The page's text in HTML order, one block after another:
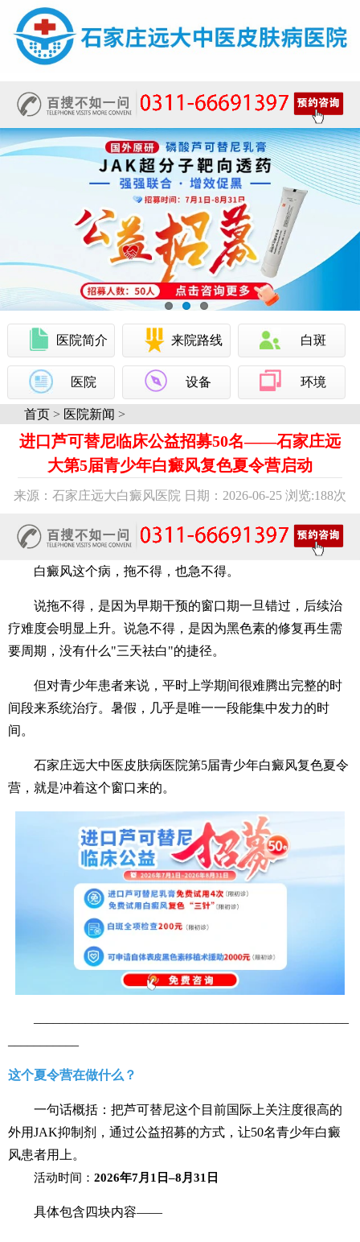
医院简介 来院路线 白斑
医院 设备 环境
首页 > 医院新闻 >
进口芦可替尼临床公益招募50名——石家庄远
大第5届青少年白癜风复色夏令营启动
来源：石家庄远大白癜风医院 日期：2026-06-25 浏览:188次
白癜风这个病，拖不得，也急不得。
说拖不得，是因为早期干预的窗口期一旦错过，后续治
疗难度会明显上升。说急不得，是因为黑色素的修复再生需
要周期，没有什么"三天祛白"的捷径。
但对青少年患者来说，平时上学期间很难腾出完整的时
间段来系统治疗。暑假，几乎是唯一一段能集中发力的时
间。
石家庄远大中医皮肤病医院第5届青少年白癜风复色夏令
营，就是冲着这个窗口来的。
这个夏令营在做什么？
一句话概括：把芦可替尼这个目前国际上关注度很高的
外用JAK抑制剂，通过公益招募的方式，让50名青少年白癜
风患者用上。
活动时间： 2026年7月 1 日–8 月 31 日
具体包含四块内容——